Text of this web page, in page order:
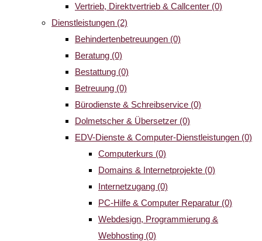
Vertrieb, Direktvertrieb & Callcenter (0)
Dienstleistungen (2)
Behindertenbetreuungen (0)
Beratung (0)
Bestattung (0)
Betreuung (0)
Bürodienste & Schreibservice (0)
Dolmetscher & Übersetzer (0)
EDV-Dienste & Computer-Dienstleistungen (0)
Computerkurs (0)
Domains & Internetprojekte (0)
Internetzugang (0)
PC-Hilfe & Computer Reparatur (0)
Webdesign, Programmierung &
Webhosting (0)